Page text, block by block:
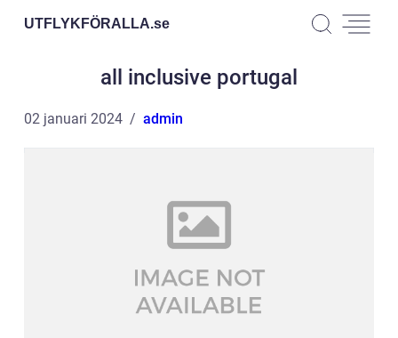
UTFLYKFÖRALLA.se
all inclusive portugal
02 januari 2024 admin